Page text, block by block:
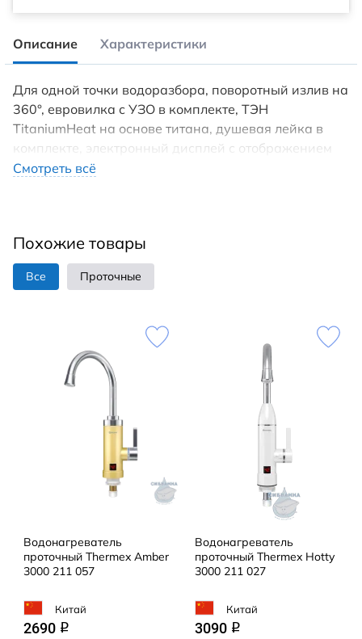
Описание Характеристики
Для одной точки водоразбора, поворотный излив на
360°, евровилка с УЗО в комплекте, ТЭН
TitaniumHeat на основе титана, душевая лейка в
комплекте, электронный дисплей с отображением
температуры, керамический картридж на миллион
Смотреть всё
Похожие товары
Все Проточные
Водонагреватель
проточный Thermex Amber
3000 211 057
Китай
2690 q
Водонагреватель
проточный Thermex Hotty
3000 211 027
Китай
3090 q